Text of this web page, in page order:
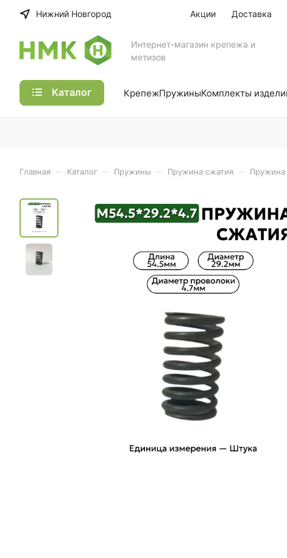
Нижний Новгород Акции Доставка
Интернет-магазин крепежа и
метизов
Каталог КрепежПружиныКомплекты
Главная Каталог Пружины Пружина сжатия Пружина